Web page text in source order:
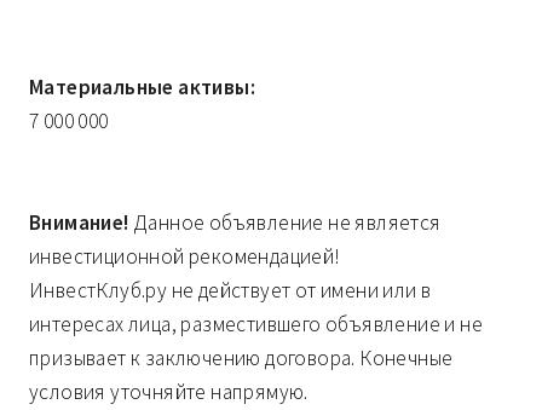
Материальные активы:
7 000 000
Внимание! Данное объявление не является
инвестиционной рекомендацией!
ИнвестКлуб.ру не действует от имени или в
интересах лица, разместившего объявление и не
призывает к заключению договора. Конечные
условия уточняйте напрямую.